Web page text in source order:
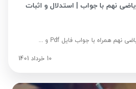
نهم با جواب | استدلال و اثبات
10 خرداد 1401